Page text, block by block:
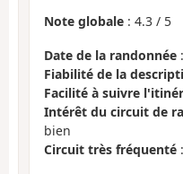
Note globale : 4.3 / 5
Date de la randonnée
Fiabilité de la
Facilité à suivre
Intérêt du circuit de
bien
Circuit très fréquenté